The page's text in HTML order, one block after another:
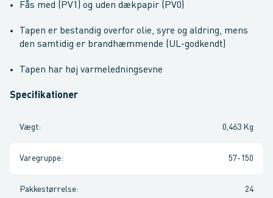
Fås med (PV1) og uden dækpapir (PV0)
Tapen er bestandig overfor olie, syre og aldring, mens
den samtidig er brandhæmmende (UL-godkendt)
Tapen har høj varmeledningsevne
Specifikationer
Vægt: 0,463 Kg
Varegruppe: 57-150
Pakkestørrelse: 24